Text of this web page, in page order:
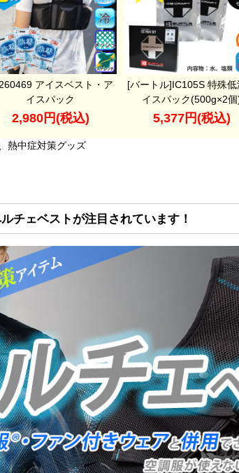
アイスベスト・ア
イスパック
2,980円(税込)
[バートル]IC105S 特殊低
イスパック(500g×2個
5,377円(税込)
熱中症対策グッズ
チェベストが注目されています！